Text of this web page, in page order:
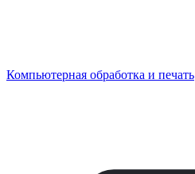
Компьютерная обработка и печать